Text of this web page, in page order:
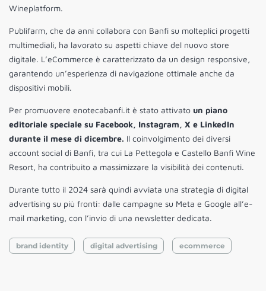
Wineplatform.
Publifarm, che da anni collabora con Banfi su molteplici progetti
multimediali, ha lavorato su aspetti chiave del nuovo store
digitale. L’eCommerce è caratterizzato da un design responsive,
garantendo un’esperienza di navigazione ottimale anche da
dispositivi mobili.
Per promuovere enotecabanfi.it è stato attivato un piano
editoriale speciale su Facebook, Instagram, X e LinkedIn
durante il mese di dicembre. Il coinvolgimento dei diversi
account social di Banfi, tra cui La Pettegola e Castello Banfi Wine
Resort, ha contribuito a massimizzare la visibilità dei contenuti.
Durante tutto il 2024 sarà quindi avviata una strategia di digital
advertising su più fronti: dalle campagne su Meta e Google all’e-
mail marketing, con l’invio di una newsletter dedicata.
brand identity digital advertising ecommerce